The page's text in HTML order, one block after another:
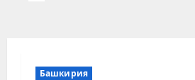
Башкирия